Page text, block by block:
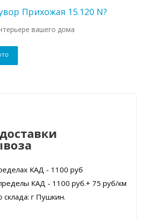
Прихожая 15.120 N?
вашего дома
КАД - 1100 руб
КАД - 1100 руб.+ 75 руб/км
склада: г Пушкин.